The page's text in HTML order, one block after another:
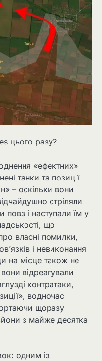
цього разу?
«ефектних»
танки та позиції
– оскільки вони
стріляли
повз і наступали їм у
що
власні помилки,
і невиконання
на місце також не
відреагували
контратаки,
водночас
щоразу
з майже десятка
одним із